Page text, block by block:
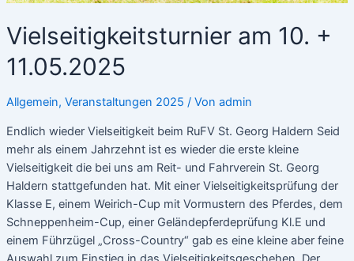
Vielseitigkeitsturnier am 10. +
11.05.2025
Allgemein, Veranstaltungen 2025 / Von admin
Endlich wieder Vielseitigkeit beim RuFV St. Georg Haldern Seid
mehr als einem Jahrzehnt ist es wieder die erste kleine
Vielseitigkeit die bei uns am Reit- und Fahrverein St. Georg
Haldern stattgefunden hat. Mit einer Vielseitigkeitsprüfung der
Klasse E, einem Weirich-Cup mit Vormustern des Pferdes, dem
Schneppenheim-Cup, einer Geländepferdeprüfung Kl.E und
einem Führzügel „Cross-Country“ gab es eine kleine aber feine